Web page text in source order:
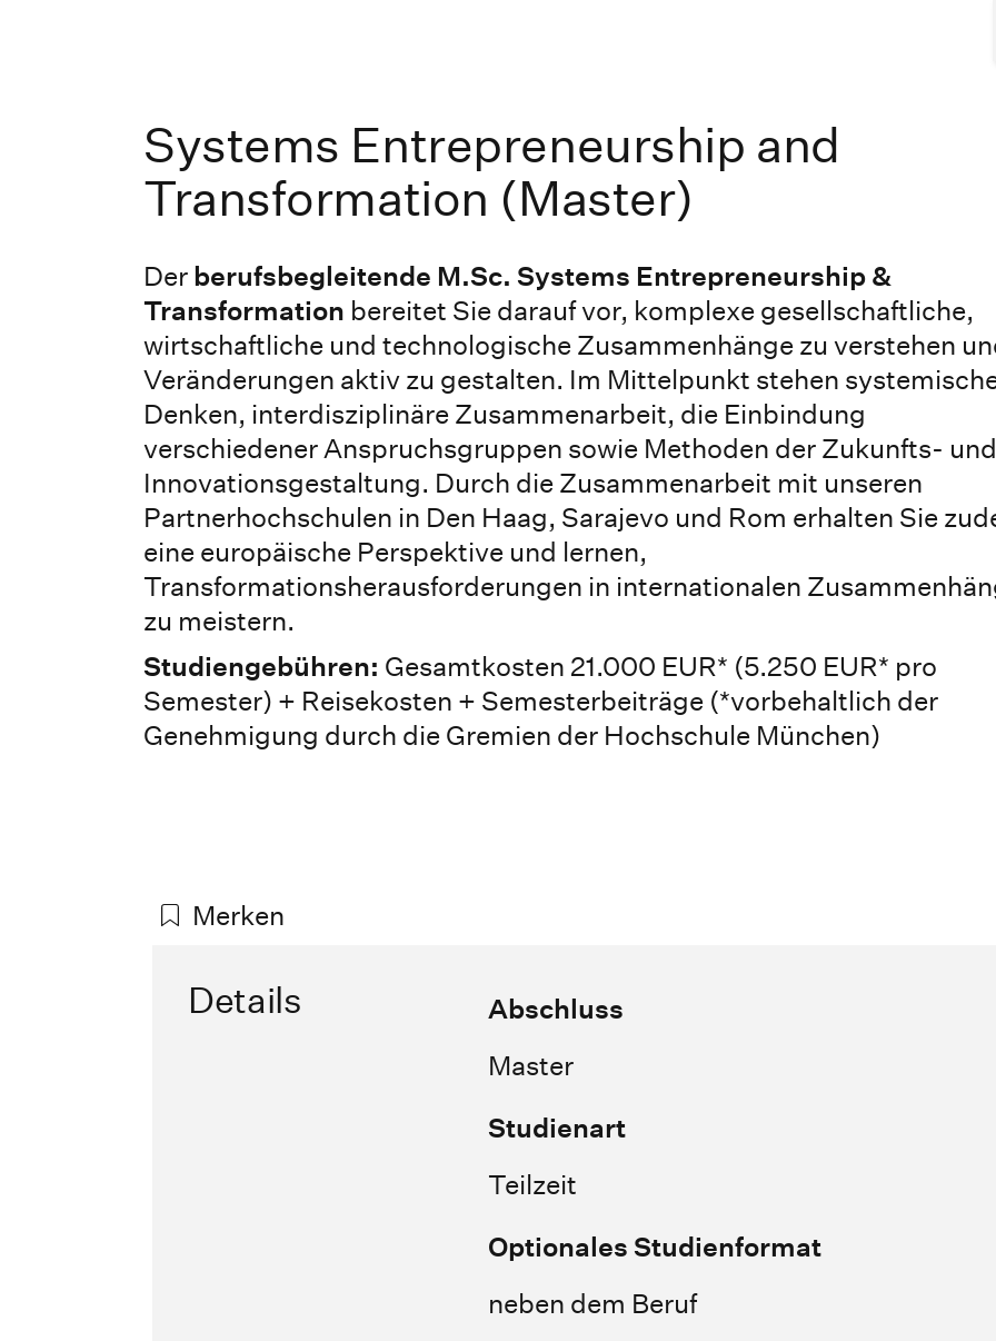
Systems Entrepreneurship and
Transformation (Master)
Der berufsbegleitende M.Sc. Systems Entrepreneurship &
Transformation bereitet Sie darauf vor, komplexe gesellschaftliche,
wirtschaftliche und technologische Zusammenhänge zu verstehen
Veränderungen aktiv zu gestalten. Im Mittelpunkt stehen
Denken, interdisziplinäre Zusammenarbeit, die Einbindung
verschiedener Anspruchsgruppen sowie Methoden der Zukunfts- und
Innovationsgestaltung. Durch die Zusammenarbeit mit unseren
Partnerhochschulen in Den Haag, Sarajevo und Rom erhalten Sie
eine europäische Perspektive und lernen,
Transformationsherausforderungen in internationalen
zu meistern.
Studiengebühren: Gesamtkosten 21.000 EUR* (5.250 EUR* pro
Semester) + Reisekosten + Semesterbeiträge (*vorbehaltlich der
Genehmigung durch die Gremien der Hochschule München)
Merken
Details
Abschluss
Master
Studienart
Teilzeit
Optionales Studienformat
neben dem Beruf